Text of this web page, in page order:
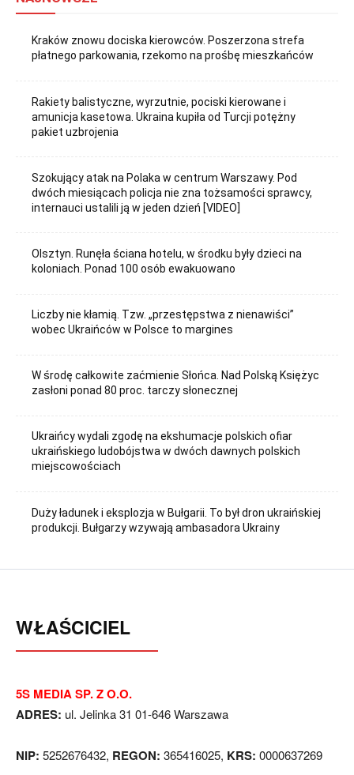
Kraków znowu dociska kierowców. Poszerzona strefa
płatnego parkowania, rzekomo na prośbę mieszkańców
Rakiety balistyczne, wyrzutnie, pociski kierowane i
amunicja kasetowa. Ukraina kupiła od Turcji potężny
pakiet uzbrojenia
Szokujący atak na Polaka w centrum Warszawy. Pod
dwóch miesiącach policja nie zna tożsamości sprawcy,
internauci ustalili ją w jeden dzień [VIDEO]
Olsztyn. Runęła ściana hotelu, w środku były dzieci na
koloniach. Ponad 100 osób ewakuowano
Liczby nie kłamią. Tzw. „przestępstwa z nienawiści”
wobec Ukraińców w Polsce to margines
W środę całkowite zaćmienie Słońca. Nad Polską Księżyc
zasłoni ponad 80 proc. tarczy słonecznej
Ukraińcy wydali zgodę na ekshumacje polskich ofiar
ukraińskiego ludobójstwa w dwóch dawnych polskich
miejscowościach
Duży ładunek i eksplozja w Bułgarii. To był dron ukraińskiej
produkcji. Bułgarzy wzywają ambasadora Ukrainy
WŁAŚCICIEL
5S MEDIA SP. Z O.O.
ADRES: ul. Jelinka 31 01-646 Warszawa
NIP: 5252676432, REGON: 365416025, KRS: 0000637269